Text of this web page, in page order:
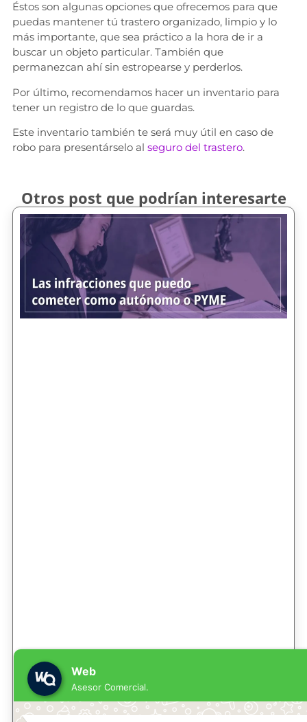
Éstos son algunas opciones que ofrecemos para que
puedas mantener tú trastero organizado, limpio y lo
más importante, que sea práctico a la hora de ir a
buscar un objeto particular. También que
permanezcan ahí sin estropearse y perderlos.
Por último, recomendamos hacer un inventario para
tener un registro de lo que guardas.
Este inventario también te será muy útil en caso de
robo para presentárselo al seguro del trastero.
Otros post que podrían interesarte
Web
Asesor Comercial.